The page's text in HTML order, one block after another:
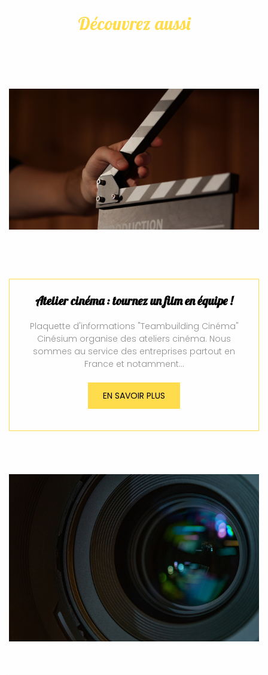
Découvrez aussi
Atelier cinéma : tournez un film en équipe !
Plaquette d'informations "Teambuilding Cinéma"
Cinésium organise des ateliers cinéma. Nous
sommes au service des entreprises partout en
France et notamment…
EN SAVOIR PLUS